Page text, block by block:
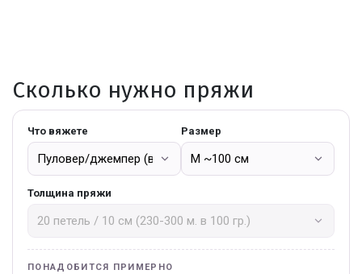
Сколько нужно пряжи
Что вяжете Размер
Толщина пряжи
ПОНАДОБИТСЯ ПРИМЕРНО